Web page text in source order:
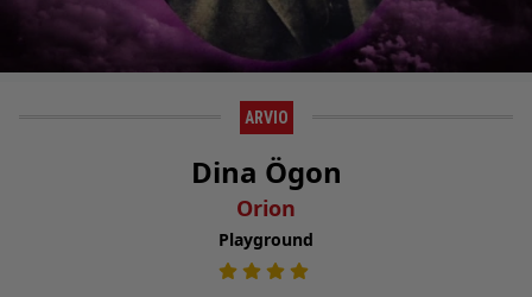
ARVIO
Dina Ögon
Orion
Playground